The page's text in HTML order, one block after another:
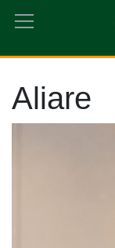
HOME ALIARE
Aliare